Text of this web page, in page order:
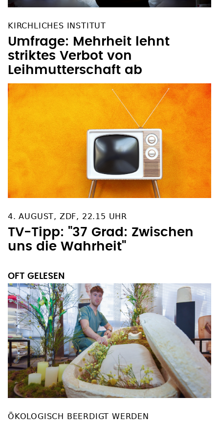
KIRCHLICHES INSTITUT
Umfrage: Mehrheit lehnt
striktes Verbot von
Leihmutterschaft ab
4. AUGUST, ZDF, 22.15 UHR
TV-Tipp: "37 Grad: Zwischen
uns die Wahrheit"
OFT GELESEN
ÖKOLOGISCH BEERDIGT WERDEN